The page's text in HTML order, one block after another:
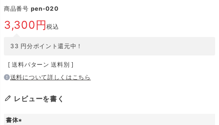
商品番号 pen-020
3,300 税込
33 円分ポイント還元中！
送料パターン 送料別
送料について詳しくはこちら
レビューを書く
書体